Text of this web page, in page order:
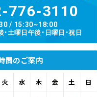
776-3110
/ 15:30~18:00
･土曜日午後･日曜日･祝日
間のご案内
火 水 木 金 土 日